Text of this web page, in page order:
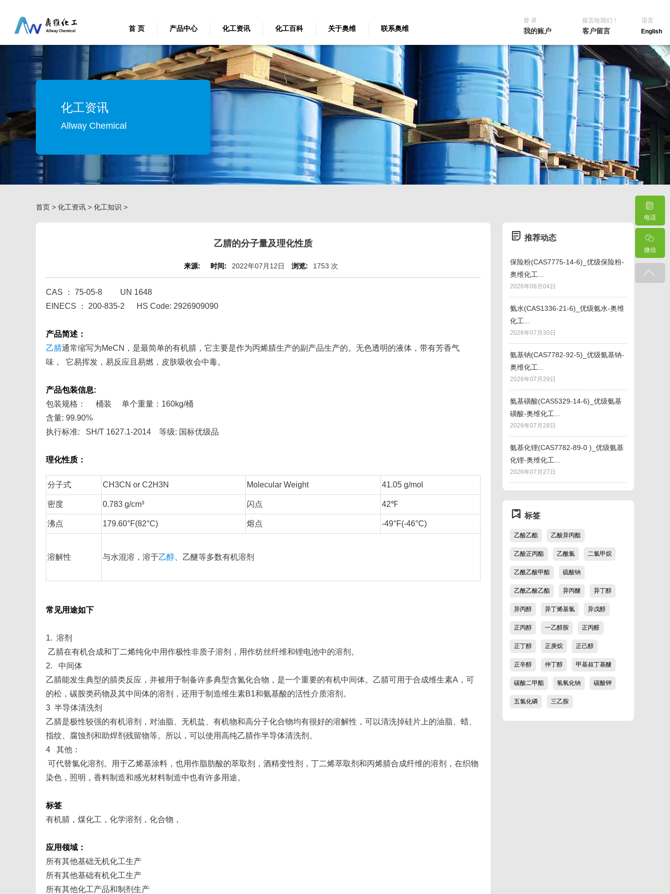
首 页 产品中心 化工资讯 化工百科 关于奥维 联系奥维
登 录
我的账户
留言给我们！
客户留言
语言
English
化工资讯
Allway Chemical
首页 > 化工资讯 > 化工知识 >
乙腈的分子量及理化性质
来源: 时间: 2022年07月12日 浏览: 1753 次
CAS ： 75-05-8 UN 1648
EINECS ： 200-835-2 HS Code: 2926909090
产品简述：
乙腈通常缩写为MeCN，是最简单的有机腈，它主要是作为丙烯腈生产的副产品生产的。无色透明的液体，带有芳香气
味， 它易挥发，易反应且易燃，皮肤吸收会中毒。
产品包装信息:
包装规格： 桶装 单个重量：160kg/桶
含量: 99.90%
执行标准: SH/T 1627.1-2014 等级: 国标优级品
理化性质：
分子式 CH3CN or C2H3N Molecular Weight 41.05 g/mol
密度 0.783 g/cm³ 闪点 42℉
沸点 179.60°F(82°C) 熔点 -49°F(-46°C)
溶解性 与水混溶，溶于乙醇 、乙醚等多数有机溶剂
常见用途如下
1. 溶剂
乙腈在有机合成和丁二烯纯化中用作极性非质子溶剂，用作纺丝纤维和锂电池中的溶剂。
2. 中间体
乙腈能发生典型的腈类反应，并被用于制备许多典型含氮化合物，是一个重要的有机中间体。乙腈可用于合成维生素A，可
的松，碳胺类药物及其中间体的溶剂，还用于制造维生素B1和氨基酸的活性介质溶剂。
3 半导体清洗剂
乙腈是极性较强的有机溶剂，对油脂、无机盐、有机物和高分子化合物均有很好的溶解性，可以清洗掉硅片上的油脂、蜡、
指纹、腐蚀剂和助焊剂残留物等。所以，可以使用高纯乙腈作半导体清洗剂。
4 其他：
可代替氯化溶剂。用于乙烯基涂料，也用作脂肪酸的萃取剂，酒精变性剂，丁二烯萃取剂和丙烯腈合成纤维的溶剂，在织物
染色，照明，香料制造和感光材料制造中也有许多用途。
标签
有机腈，煤化工，化学溶剂，化合物，
应用领域：
所有其他基础无机化工生产
所有其他基础有机化工生产
所有其他化工产品和制剂生产
推荐动态
保险粉(CAS7775-14-6)_优级保险粉-
奥维化工...
2026年08月04日
氨水(CAS1336-21-6)_优级氨水-奥维
化工...
2026年07月30日
氨基钠(CAS7782-92-5)_优级氨基钠-
奥维化工...
2026年07月29日
氨基磺酸(CAS5329-14-6)_优级氨基
磺酸-奥维化工...
2026年07月28日
氨基化锂(CAS7782-89-0 )_优级氨基
化锂-奥维化工...
2026年07月27日
标签
乙酸乙酯 乙酸异丙酯
乙酸正丙酯 乙酰氯 二氯甲烷
乙酰乙酸甲酯 硫酸钠
乙酰乙酸乙酯 异丙醚 异丁醇
异丙醇 异丁烯基氯 异戊醇
正丙醇 一乙醇胺 正丙醛
正丁醇 正庚烷 正己醇
正辛醇 仲丁醇 甲基叔丁基醚
碳酸二甲酯 氢氧化钠 碳酸钾
五氯化磷 三乙胺
电话
微信